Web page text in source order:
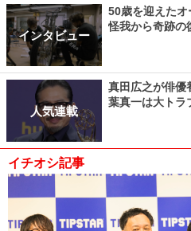
インタビュー
50歳を迎えた
怪我から奇跡の
人気連載
真田広之が俳優
葉真一は大ト
イチオシ記事